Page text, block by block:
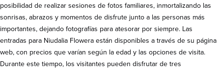
posibilidad de realizar sesiones de fotos familiares, inmortalizando las
sonrisas, abrazos y momentos de disfrute junto a las personas más
importantes, dejando fotografías para atesorar por siempre. Las
entradas para Niudalia Flowera están disponibles a través de su página
web, con precios que varían según la edad y las opciones de visita.
Durante este tiempo, los visitantes pueden disfrutar de tres